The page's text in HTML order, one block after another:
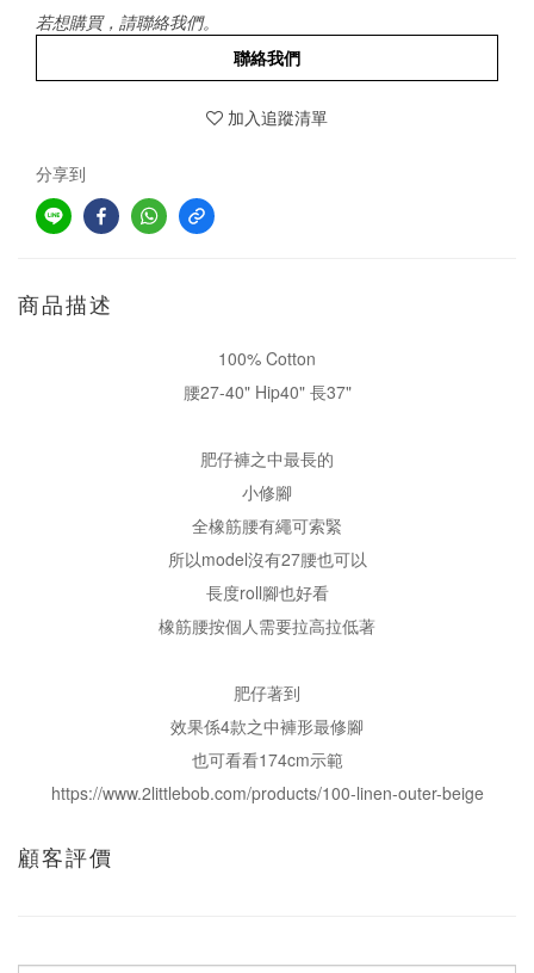
若想購買，請聯絡我們。
聯絡我們
加入追蹤清單
分享到
商品描述
100% Cotton
腰27-40" Hip40" 長37"
肥仔褲之中最長的
小修腳
全橡筋腰有繩可索緊
所以model沒有27腰也可以
長度roll腳也好看
橡筋腰按個人需要拉高拉低著
肥仔著到
效果係4款之中褲形最修腳
也可看看174cm示範
https://www.2littlebob.com/products/100-linen-outer-beige
顧客評價